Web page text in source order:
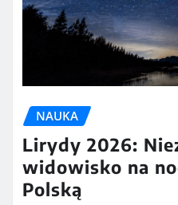
NAUKA
Lirydy 2026:
widowisko na
Polską